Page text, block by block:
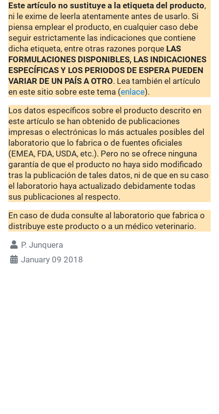
Este artículo no sustituye a la etiqueta del producto,
ni le exime de leerla atentamente antes de usarlo. Si
piensa emplear el producto, en cualquier caso debe
seguir estrictamente las indicaciones que contiene
dicha etiqueta, entre otras razones porque LAS
FORMULACIONES DISPONIBLES, LAS INDICACIONES
ESPECÍFICAS Y LOS PERIODOS DE ESPERA PUEDEN
VARIAR DE UN PAÍS A OTRO. Lea también el artículo
en este sitio sobre este tema (enlace).
Los datos específicos sobre el producto descrito en
este artículo se han obtenido de publicaciones
impresas o electrónicas lo más actuales posibles del
laboratorio que lo fabrica o de fuentes oficiales
(EMEA, FDA, USDA, etc.). Pero no se ofrece ninguna
garantía de que el producto no haya sido modificado
tras la publicación de tales datos, ni de que en su caso
el laboratorio haya actualizado debidamente todas
sus publicaciones al respecto.
En caso de duda consulte al laboratorio que fabrica o
distribuye este producto o a un médico veterinario.
P. Junquera
January 09 2018